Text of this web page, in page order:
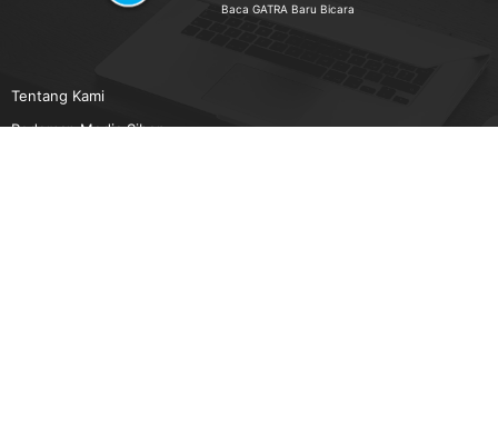
Baca GATRA Baru Bicara
Tentang Kami
Pedoman Media Siber